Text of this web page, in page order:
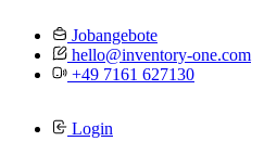
Jobangebote
hello@inventory-one.com
+49 7161 627130
Login